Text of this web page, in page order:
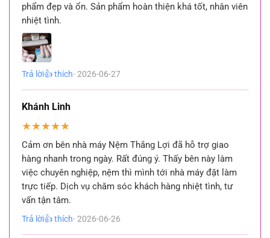
phẩm đẹp và ổn. Sản phẩm hoàn thiện khá tốt, nhân viên
nhiệt tình.
Trả lời👍 thích· 2026-06-27
Khánh Linh
★★★★★
Cảm ơn bên nhà máy Nệm Thắng Lợi đã hỗ trợ giao
hàng nhanh trong ngày. Rất đúng ý. Thấy bên này làm
việc chuyên nghiệp, nệm thì mình tới nhà máy đặt làm
trực tiếp. Dịch vụ chăm sóc khách hàng nhiệt tình, tư
vấn tận tâm.
Trả lời👍 thích· 2026-06-26